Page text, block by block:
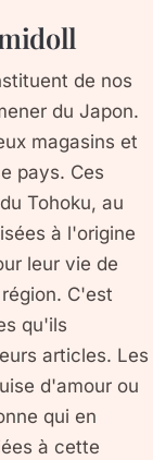
de nos
du Japon.
magasins et
pays. Ces
Tohoku, au
à l'origine
leur vie de
C'est
qu'ils
articles. Les
d'amour ou
qui en
à cette